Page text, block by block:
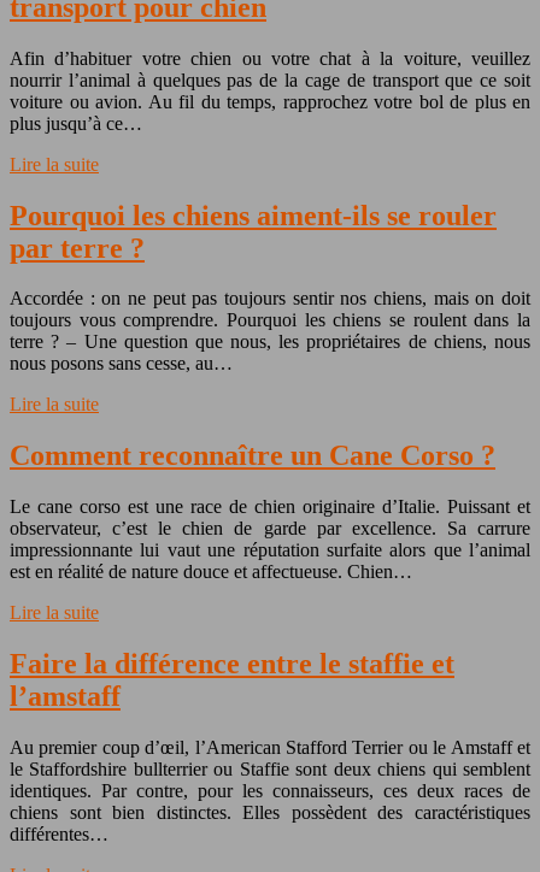
transport pour chien
Afin d’habituer votre chien ou votre chat à la voiture, veuillez
nourrir l’animal à quelques pas de la cage de transport que ce soit
voiture ou avion. Au fil du temps, rapprochez votre bol de plus en
plus jusqu’à ce…
Lire la suite
Pourquoi les chiens aiment-ils se rouler
par terre ?
Accordée : on ne peut pas toujours sentir nos chiens, mais on doit
toujours vous comprendre. Pourquoi les chiens se roulent dans la
terre ? – Une question que nous, les propriétaires de chiens, nous
nous posons sans cesse, au…
Lire la suite
Comment reconnaître un Cane Corso ?
Le cane corso est une race de chien originaire d’Italie. Puissant et
observateur, c’est le chien de garde par excellence. Sa carrure
impressionnante lui vaut une réputation surfaite alors que l’animal
est en réalité de nature douce et affectueuse. Chien…
Lire la suite
Faire la différence entre le staffie et
l’amstaff
Au premier coup d’œil, l’American Stafford Terrier ou le Amstaff et
le Staffordshire bullterrier ou Staffie sont deux chiens qui semblent
identiques. Par contre, pour les connaisseurs, ces deux races de
chiens sont bien distinctes. Elles possèdent des caractéristiques
différentes…